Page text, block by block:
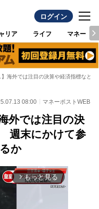
ログイン
リア ライフ マネー
】海外では注目の決算や経済指標など
08:00 マネーポストWEB
外では注目の決
週末にかけて参
か
arrow_forward_ios もっと見る